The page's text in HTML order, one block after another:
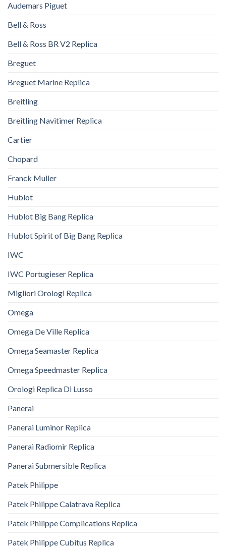
Audemars Piguet
Bell & Ross
Bell & Ross BR V2 Replica
Breguet
Breguet Marine Replica
Breitling
Breitling Navitimer Replica
Cartier
Chopard
Franck Muller
Hublot
Hublot Big Bang Replica
Hublot Spirit of Big Bang Replica
IWC
IWC Portugieser Replica
Migliori Orologi Replica
Omega
Omega De Ville Replica
Omega Seamaster Replica
Omega Speedmaster Replica
Orologi Replica Di Lusso
Panerai
Panerai Luminor Replica
Panerai Radiomir Replica
Panerai Submersible Replica
Patek Philippe
Patek Philippe Calatrava Replica
Patek Philippe Complications Replica
Patek Philippe Cubitus Replica